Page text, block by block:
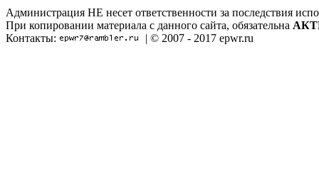
Администрация НЕ несет ответственности за последствия
При копировании материала с данного сайта, обязательна
Контакты:
| © 2007 - 2017 epwr.ru